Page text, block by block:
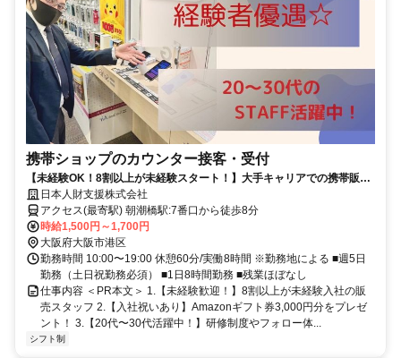
携帯ショップのカウンター接客・受付
【未経験OK！8割以上が未経験スタート！】大手キャリアでの携帯販売
スタッフ！20代〜30代活躍中！ネイル・ピアスOK！
日本人財支援株式会社
アクセス(最寄駅) 朝潮橋駅:7番口から徒歩8分
時給1,500円～1,700円
大阪府大阪市港区
勤務時間 10:00〜19:00 休憩60分/実働8時間 ※勤務地による ■週5日
勤務（土日祝勤務必須） ■1日8時間勤務 ■残業ほぼなし
仕事内容 ＜PR本文＞ 1.【未経験歓迎！】8割以上が未経験入社の販
売スタッフ 2.【入社祝いあり】Amazonギフト券3,000円分をプレゼ
ント！ 3.【20代〜30代活躍中！】研修制度やフォロー体...
シフト制